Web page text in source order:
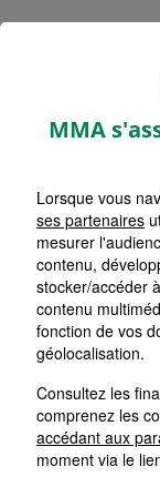
Accueil
MMA
Lorsque vous
ses partenaires
mesurer
contenu,
stocker/accéder
contenu
fonction de vos
géolocalisation.
Consultez les
comprenez les
accédant aux
moment via le